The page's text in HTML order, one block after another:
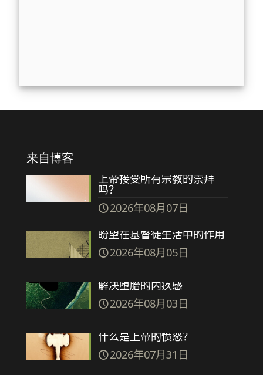
来自博客
上帝接受所有宗教的崇拜
吗？
2026年08月07日
盼望在基督徒生活中的作用
2026年08月05日
解决堕胎的内疚感
2026年08月03日
什么是上帝的愤怒？
2026年07月31日